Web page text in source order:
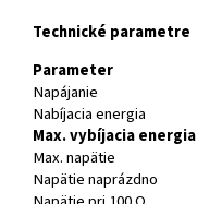
Technické parametre
Parameter
Napájanie
Nabíjacia energia
Max. vybíjacia energia
Max. napätie
Napätie naprázdno